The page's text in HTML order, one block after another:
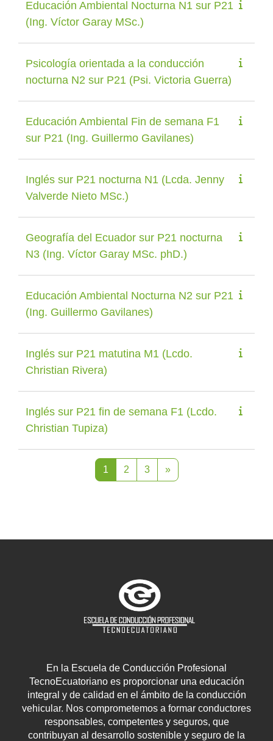
Educación Ambiental Nocturna N1 sur P21
(Ing. Víctor Garay MSc.)
Psicología orientada a la conducción
nocturna N2 sur P21 (Psi. Victoria Guerra)
Educación Ambiental Fin de semana F1
sur P21 (Ing. Guillermo Gavilanes)
Inglés sur P21 nocturna N1 (Lcda. Jenny
Valverde Nieto MSc.)
Geografía del Ecuador sur P21 nocturna
N3 (Ing. Víctor Garay MSc. phD.)
Educación Ambiental Nocturna N2 sur P21
(Ing. Guillermo Gavilanes)
Inglés sur P21 matutina M1 (Lcdo.
Christian Rivera)
Inglés sur P21 fin de semana F1 (Lcdo.
Christian Tupiza)
1 Página 1
2Página 2
3Página 3
»Página siguiente
En la Escuela de Conducción Profesional
TecnoEcuatoriano es proporcionar una educación
integral y de calidad en el ámbito de la conducción
vehicular. Nos comprometemos a formar conductores
responsables, competentes y seguros, que
contribuyan al desarrollo sostenible y seguro de la